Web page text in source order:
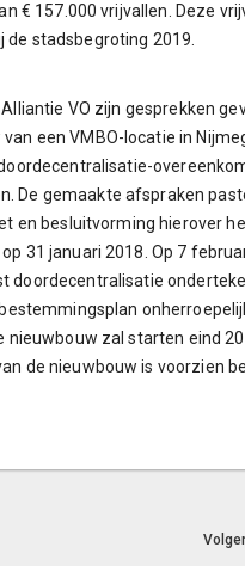
€ 157.000 vrijvallen. Deze
de stadsbegroting 2019.
VO zijn gesprekken
een VMBO-locatie in
De gemaakte afspraken
en besluitvorming hierover
31 januari 2018. Op 7
doordecentralisatie
nieuwbouw zal starten eind
de nieuwbouw is voorzien